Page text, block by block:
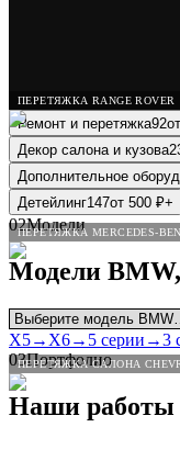
ПЕРЕТЯЖКА RANGE ROVER
ПЕРЕТЯЖКА MERCEDES-
Ремонт и перетяжка92от
Декор салона и кузова
Дополнительное
Детейлинг147от 500 ₽+
02Модели
Модели BMW
X5→X6→ 5 серии →3
03Портфолио
Наши работы